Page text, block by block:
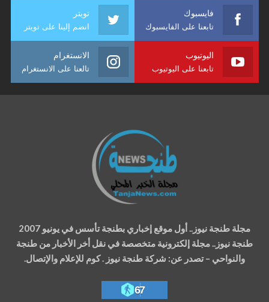
فايسبوك
تابعنا على الفايسبوك
تويتر
انضم إلينا على تويتر
اليوتيوب
تابعنا على اليوتيوب
الانستغرام
تالعنا على الانستغرام
مجلة طنجة نيوز.. أول موقع إخباري بطنجة تأسس في يونيو 2007
طنجة نيوز.. مجلة إلكترونية متخصصة في نقل أخر الأخبار من طنجة
والنواحي – تصدر عن: شركة طنجة نيوز . كوم للإعلام والإتصال.
67